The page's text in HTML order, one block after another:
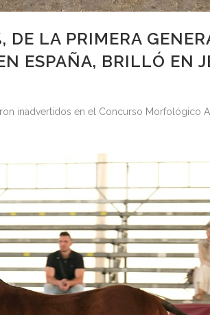
DE LA PRIMERA
ESPAÑA, BRILLÓ EN
inadvertidos en el Concurso Morfológico